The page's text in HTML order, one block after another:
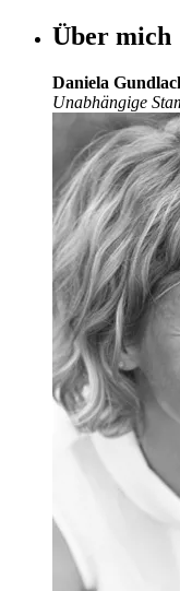
Über mich
Daniela
Unabhängige